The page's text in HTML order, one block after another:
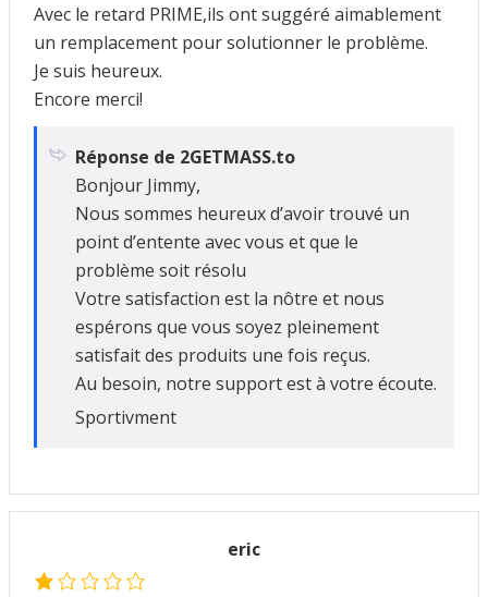
Avec le retard PRIME,ils ont suggéré aimablement
un remplacement pour solutionner le problème.
Je suis heureux.
Encore merci!
Réponse de 2GETMASS.to
Bonjour Jimmy,
Nous sommes heureux d’avoir trouvé un
point d’entente avec vous et que le
problème soit résolu
Votre satisfaction est la nôtre et nous
espérons que vous soyez pleinement
satisfait des produits une fois reçus.
Au besoin, notre support est à votre écoute.
Sportivment
eric